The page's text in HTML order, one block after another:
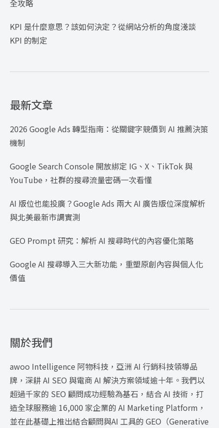
全攻略
KPI 是什麼意思？該如何決定？從網站分析的角度淺談
KPI 的制定
最新文章
2026 Google Ads 轉型指南：從關鍵字競價到 AI 推薦決策
機制
Google Search Console 開放綁定 IG、X、TikTok 與
YouTube，社群的搜尋流量密碼一次看懂
AI 版位也能投廣？Google Ads 兩大 AI 廣告版位深度解析
與北美最新市調實測
GEO Prompt 研究：解析 AI 搜尋時代的內容優化策略
Google AI 搜尋導入三大新功能，重塑原創內容與個人化
價值
關於我們
awoo Intelligence 阿物科技，亞洲 AI 行銷科技領導品
牌，深耕 AI SEO 與電商 AI 解決方案領域逾十年。我們以
超過千家的 SEO 顧問成功經驗為基石，結合 AI 技術，打
造全球服務逾 16,000 家企業的 AI Marketing Platform，
並在此基礎上推出結合顧問與AI 工具的 GEO（Generative